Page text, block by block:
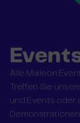
Alle Maileon
Treffen Sie
und Events oder